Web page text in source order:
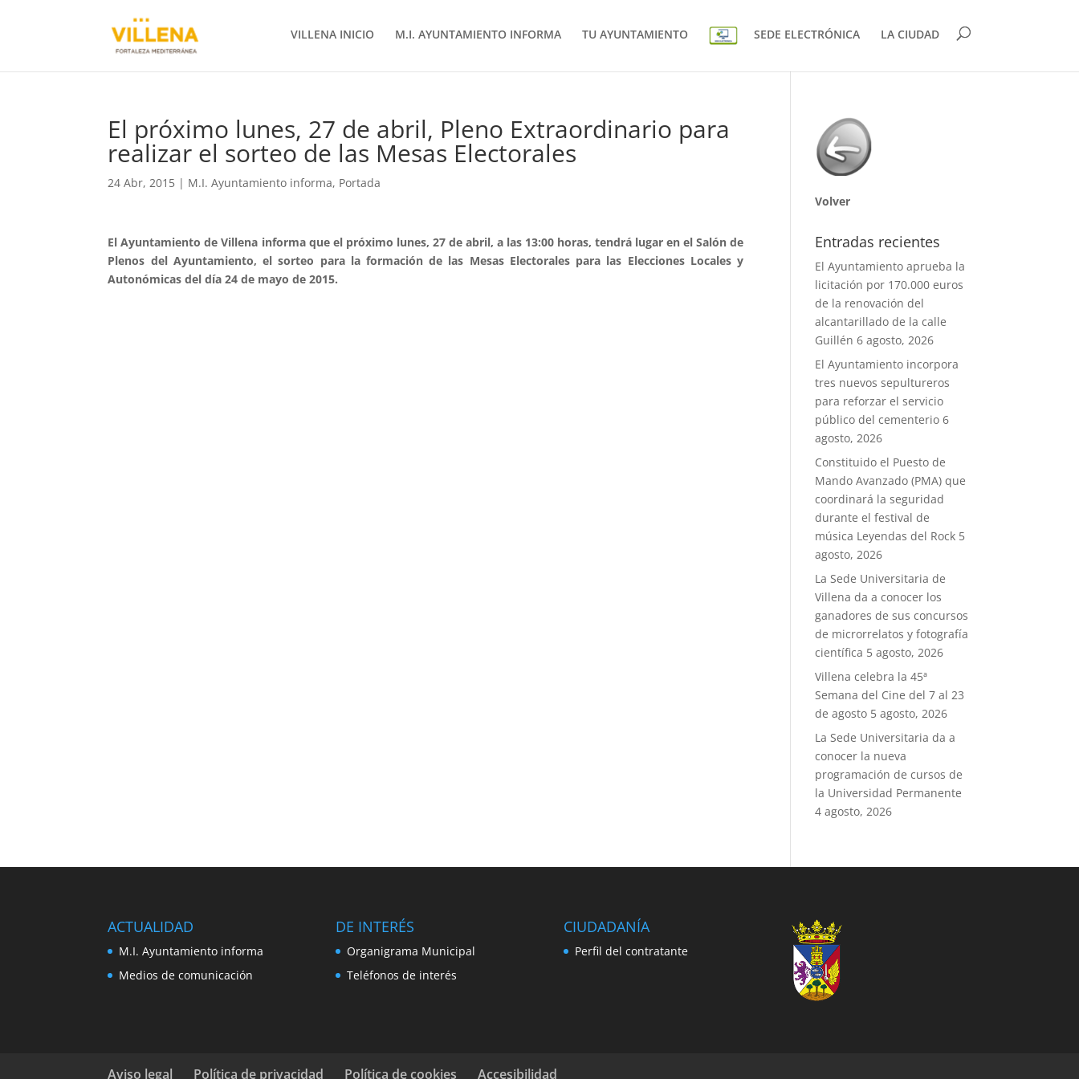
VILLENA INICIO M.I. AYUNTAMIENTO INFORMA TU AYUNTAMIENTO SEDE ELECTRÓNICA LA CIUDAD
El próximo lunes, 27 de abril, Pleno Extraordinario para
realizar el sorteo de las Mesas Electorales
24 Abr, 2015 | M.I. Ayuntamiento informa, Portada
El Ayuntamiento de Villena informa que el próximo lunes, 27 de abril, a las 13:00 horas, tendrá lugar en el Salón de
Plenos del Ayuntamiento, el sorteo para la formación de las Mesas Electorales para las Elecciones Locales y
Autonómicas del día 24 de mayo de 2015.
Volver
Entradas recientes
El Ayuntamiento aprueba la
licitación por 170.000 euros
de la renovación del
alcantarillado de la calle
Guillén 6 agosto, 2026
El Ayuntamiento incorpora
tres nuevos sepultureros
para reforzar el servicio
público del cementerio 6
agosto, 2026
Constituido el Puesto de
Mando Avanzado (PMA) que
coordinará la seguridad
durante el festival de
música Leyendas del Rock 5
agosto, 2026
La Sede Universitaria de
Villena da a conocer los
ganadores de sus concursos
de microrrelatos y fotografía
científica 5 agosto, 2026
Villena celebra la 45ª
Semana del Cine del 7 al 23
de agosto 5 agosto, 2026
La Sede Universitaria da a
conocer la nueva
programación de cursos de
la Universidad Permanente
4 agosto, 2026
ACTUALIDAD
M.I. Ayuntamiento informa
Medios de comunicación
DE INTERÉS
Organigrama Municipal
Teléfonos de interés
CIUDADANÍA
Perfil del contratante
Aviso legal Política de privacidad Política de cookies Accesibilidad